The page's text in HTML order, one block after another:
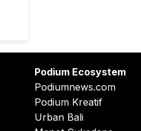
Podium Ecosystem
Podiumnews.com
Podium Kreatif
Urban Bali